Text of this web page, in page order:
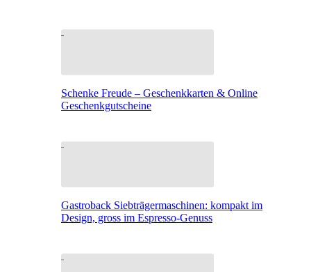
Schenke Freude – Geschenkkarten & Online
Geschenkgutscheine
Gastroback Siebträgermaschinen: kompakt im
Design, gross im Espresso-Genuss